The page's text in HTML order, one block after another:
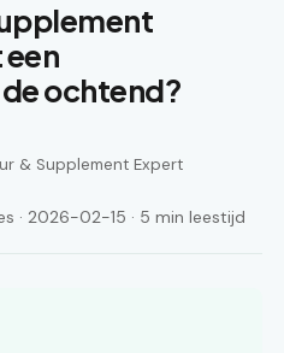
ochtend?
& Supplement Expert
· 2026-02-15 · 5 min leestijd